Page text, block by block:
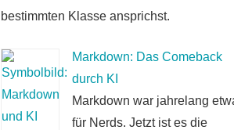
bestimmten Klasse ansprichst.
Markdown: Das Comeback
durch KI
Markdown war jahrelang
für Nerds. Jetzt ist es die